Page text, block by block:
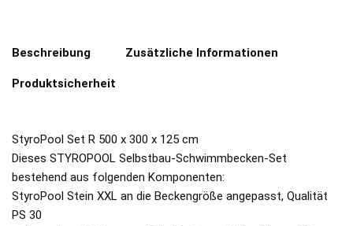
Beschreibung Zusätzliche Informationen
Produktsicherheit
StyroPool Set R 500 x 300 x 125 cm
Dieses STYROPOOL Selbstbau-Schwimmbecken-Set
bestehend aus folgenden Komponenten:
StyroPool Stein XXL an die Beckengröße angepasst, Qualität
PS 30